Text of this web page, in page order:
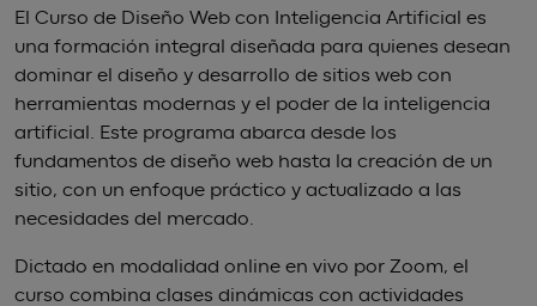
El Curso de Diseño Web con Inteligencia Artificial es
una formación integral diseñada para quienes desean
dominar el diseño y desarrollo de sitios web con
herramientas modernas y el poder de la inteligencia
artificial. Este programa abarca desde los
fundamentos de diseño web hasta la creación de un
sitio, con un enfoque práctico y actualizado a las
necesidades del mercado.
Dictado en modalidad online en vivo por Zoom, el
curso combina clases dinámicas con actividades